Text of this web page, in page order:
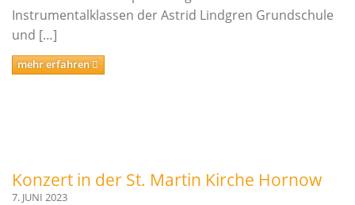
Tag des Tanzes
Innerschulischer Akkordeonwettbewerb
Galerie
Instrumentalklassen der Astrid Lindgren Grundschule
und […]
mehr erfahren
Konzert in der St. Martin Kirche Hornow
7. JUNI 2023